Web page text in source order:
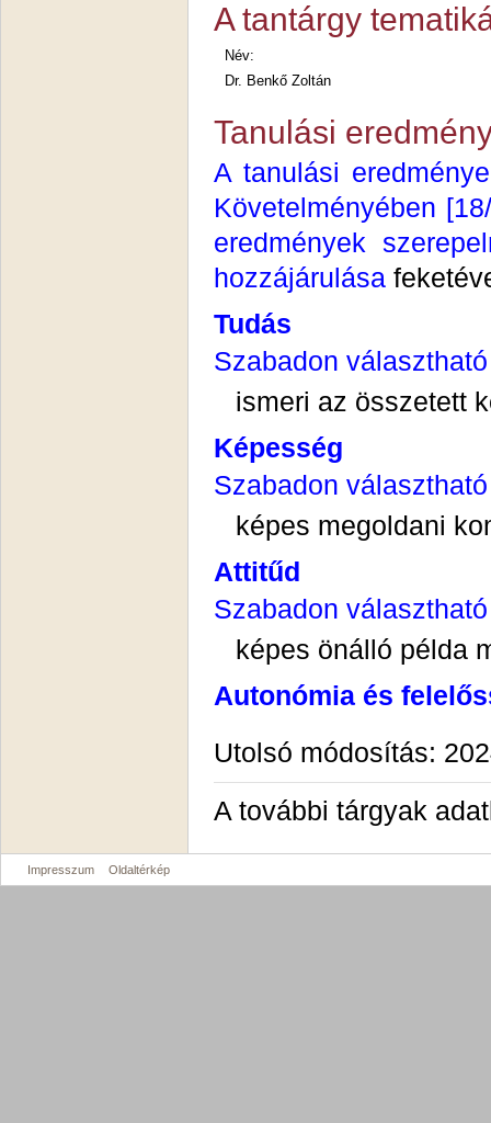
A tantárgy
Név:
Dr. Benkő Zoltán
Tanulási
A tanulási
Követelményében
eredmények
hozzájárulása
Tudás
Szabadon
ismeri az összetett
Képesség
Szabadon
képes megoldani
Attitűd
Szabadon
képes önálló példa
Autonómia és
Utolsó módosítás:
A további tárgyak
Impresszum Oldaltérkép